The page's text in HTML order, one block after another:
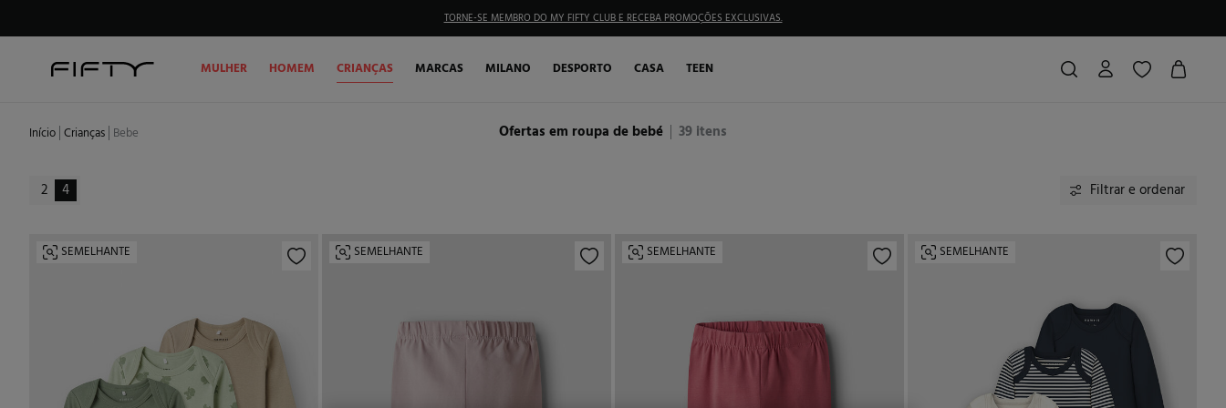
TORNE-SE MEMBRO DO MY FIFTY CLUB E RECEBA PROMOÇÕES EXCLUSIVAS.
MULHER HOMEM CRIANÇAS MARCAS MILANO DESPORTO CASA TEEN
Início Crianças Bebe Ofertas em roupa de bebé 39 itens
2 4 Filtrar e ordenar
SEMELHANTE SEMELHANTE SEMELHANTE SEMELHANTE